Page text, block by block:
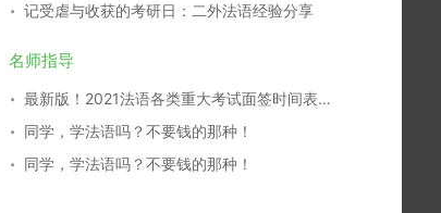
记受虐与收获的考研日：二外法语经验分享
名师指导
最新版！2021法语各类重大考试面签时间表，一键收藏！
同学，学法语吗？不要钱的那种！
同学，学法语吗？不要钱的那种！